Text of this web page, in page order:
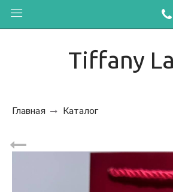
Tiffany
Главная Каталог